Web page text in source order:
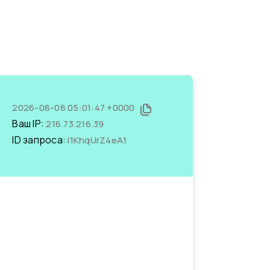
2026-08-08 05:01:47 +0000
Ваш IP:216.73.216.39
ID запроса:l1KhqUrZ4eA1